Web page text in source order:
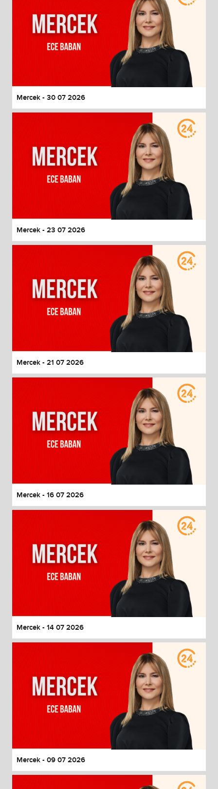
Mercek - 30 07 2026
Mercek - 23 07 2026
Mercek - 21 07 2026
Mercek - 16 07 2026
Mercek - 14 07 2026
Mercek - 09 07 2026